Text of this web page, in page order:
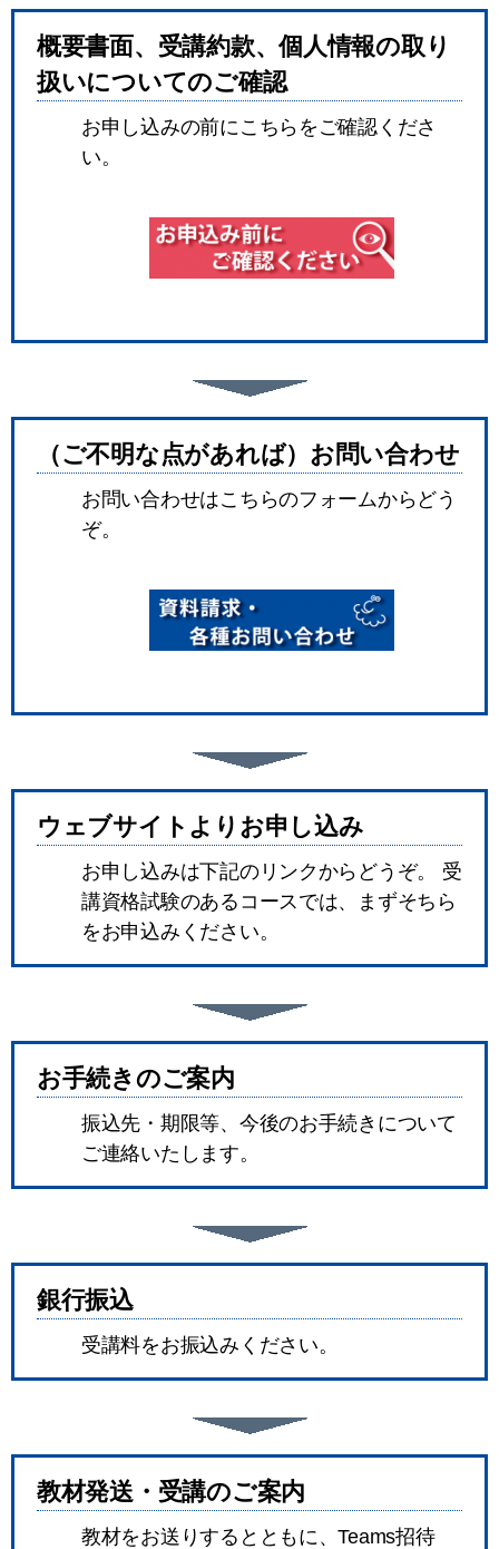
概要書面、受講約款、個人情報の取り
扱いについてのご確認
お申し込みの前にこちらをご確認くださ
い。
（ご不明な点があれば）お問い合わせ
お問い合わせはこちらのフォームからどう
ぞ。
ウェブサイトよりお申し込み
お申し込みは下記のリンクからどうぞ。 受
講資格試験のあるコースでは、まずそちら
をお申込みください。
お手続きのご案内
振込先・期限等、今後のお手続きについて
ご連絡いたします。
銀行振込
受講料をお振込みください。
教材発送・受講のご案内
教材をお送りするとともに、Teams招待